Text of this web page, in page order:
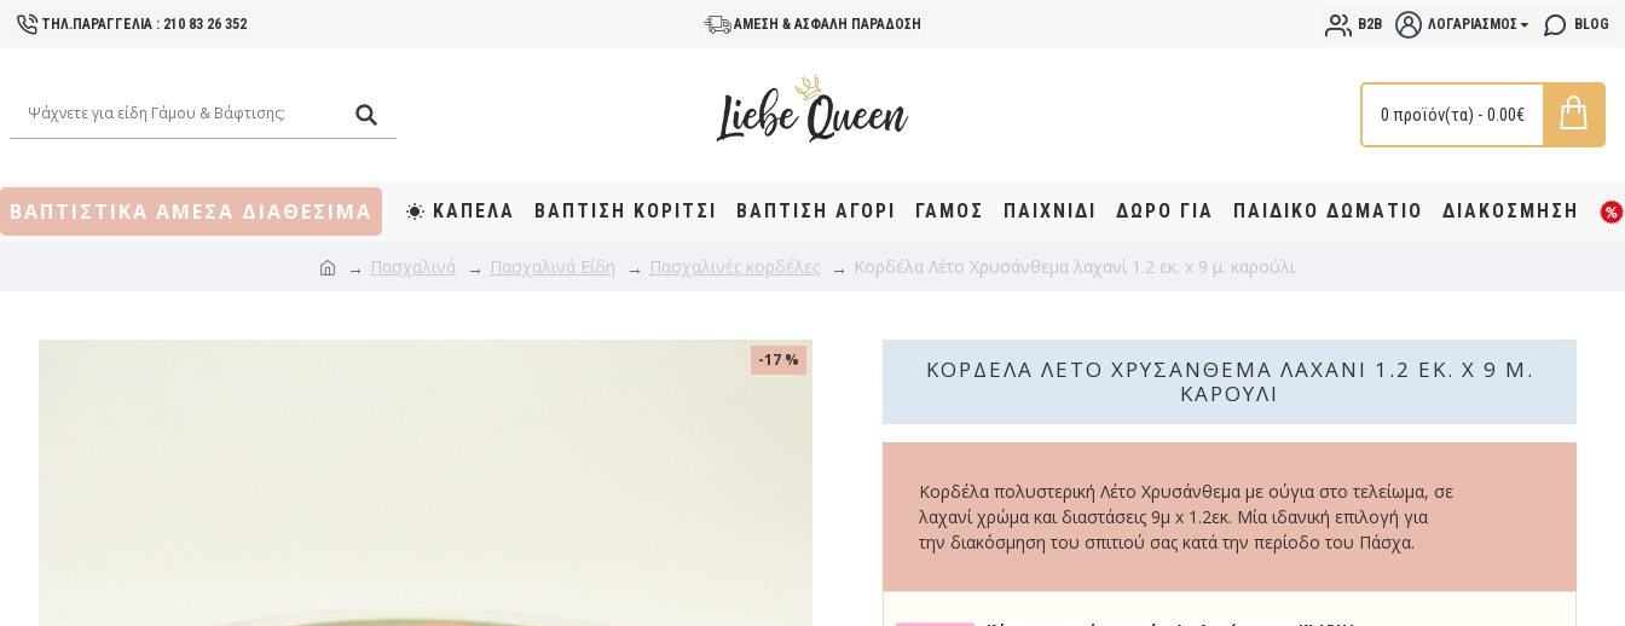
ΤΗΛ.ΠΑΡΑΓΓΕΛΙΑ : 210 83 26 352 ΑΜΕΣΗ & ΑΣΦΑΛΗ ΠΑΡΑΔΟΣΗ B2B ΛΟΓΑΡΙΑΣΜΌΣ BLOG
0 προϊόν(τα) - 0.00€
ΒΑΠΤΙΣΤΙΚΑ ΑΜΕΣΑ ΔΙΑΘΕΣΙΜΑ ΚΑΠΕΛΑ ΒΆΠΤΙΣΗ KOΡΊΤΣΙ ΒΆΠΤΙΣΗ ΑΓΌΡΙ ΓΑΜΟΣ ΠΑΙΧΝΙΔΙ ΔΩΡΟ ΓΙΑ ΠΑΙΔΙΚΟ ΔΩΜΑΤΙΟ ΔΙΑΚΟΣΜΗΣΗ
Πασχαλινά Πασχαλινά Είδη Πασχαλινές κορδέλες Κορδέλα Λέτο Χρυσάνθεμα λαχανί 1.2 εκ. x 9 μ. καρούλι
-17 %
ΚΟΡΔΈΛΑ ΛΈΤΟ ΧΡΥΣΆΝΘΕΜΑ ΛΑΧΑΝΊ 1.2 ΕΚ. X 9 Μ.
ΚΑΡΟΎΛΙ
Κορδέλα πολυστερική Λέτο Χρυσάνθεμα με ούγια στο τελείωμα, σε
λαχανί χρώμα και διαστάσεις 9μ x 1.2εκ. Μία ιδανική επιλογή για
την διακόσμηση του σπιτιού σας κατά την περίοδο του Πάσχα.